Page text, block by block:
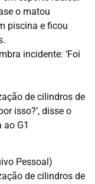
o matou
piscina e ficou
incidente: ‘Foi
de cilindros de
isso?’, disse o
G1
Pessoal)
de cilindros de